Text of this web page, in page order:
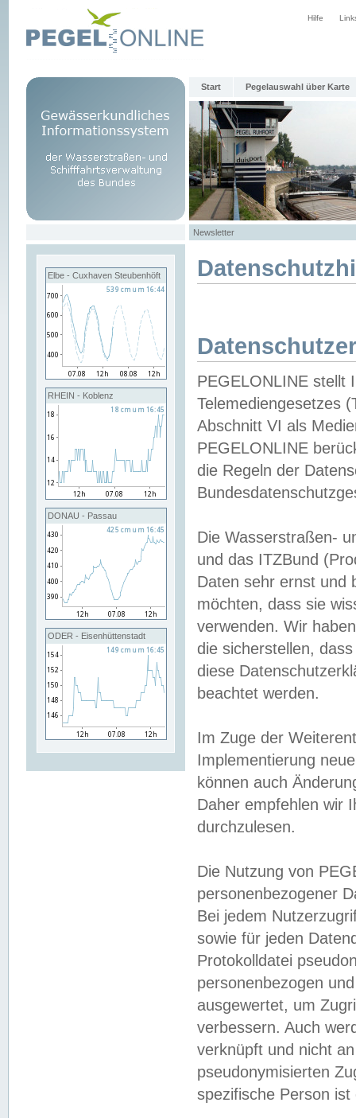
Hilfe
Start Pegelauswahl über Karte
Newsletter
Elbe - Cuxhaven Steubenhöft
RHEIN - Koblenz
DONAU - Passau
ODER - Eisenhüttenstadt
PEGELONLINE stellt
Telemediengesetzes
Abschnitt VI als
PEGELONLINE
die Regeln der
Die Wasserstraßen-
und das ITZBund
Daten sehr ernst und
möchten, dass sie
verwenden. Wir
die sicherstellen,
diese
beachtet werden.
Im Zuge der
Implementierung
können auch
Daher empfehlen wir
durchzulesen.
Die Nutzung von
personenbezogener
Bei jedem
sowie für jeden
Protokolldatei
personenbezogen
ausgewertet, um
verbessern. Auch
verknüpft und nicht
pseudonymisierten
spezifische Person